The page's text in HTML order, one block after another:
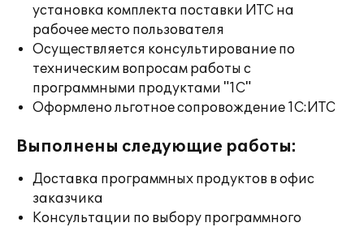
установка комплекта поставки ИТС на
рабочее место пользователя
Осуществляется консультирование по
техническим вопросам работы с
программными продуктами "1С"
Оформлено льготное сопровождение 1С:ИТС
Выполнены следующие работы:
Доставка программных продуктов в офис
заказчика
Консультации по выбору программного